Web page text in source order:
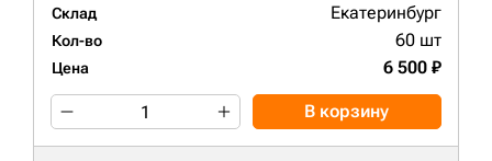
Склад Екатеринбург
Кол-во 60 шт
Цена 6 500 ₽
В корзину